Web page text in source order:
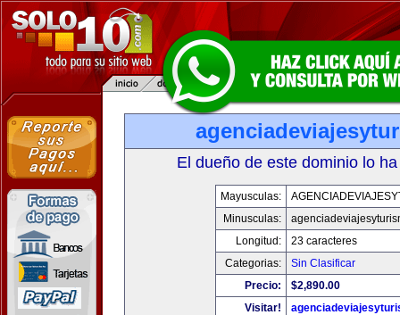
El dueño de este dominio lo
Mayusculas:
Minusculas:
Longitud:
23 caracteres
Categorias:
Sin Clasificar
Precio:
$2,890.00
Visitar!